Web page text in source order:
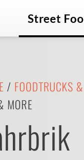
Street
/ FOODTRUCKS
MORE